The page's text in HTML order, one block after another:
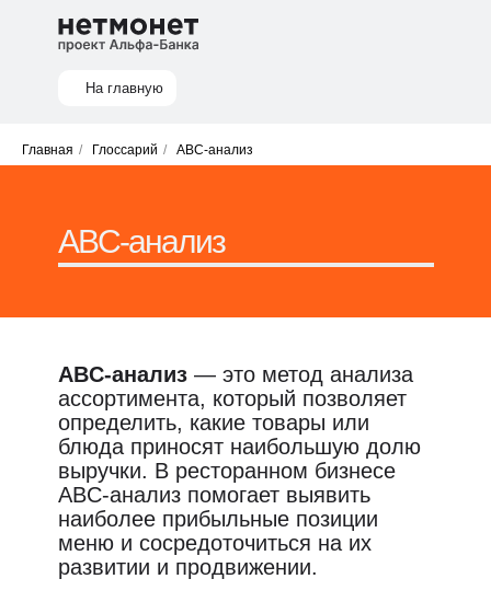
На главную
Главная / Глоссарий / ABC-анализ
ABC-анализ
ABC-анализ— это метод анализа
ассортимента, который позволяет
определить, какие товары или
блюда приносят наибольшую долю
выручки. В ресторанном бизнесе
ABC-анализ помогает выявить
наиболее прибыльные позиции
меню и сосредоточиться на их
развитии и продвижении.